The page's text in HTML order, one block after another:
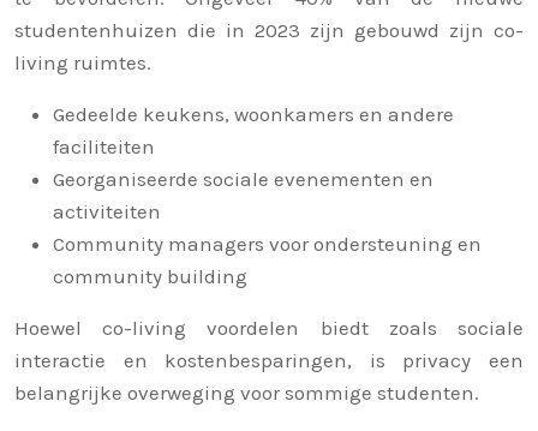
studentenhuizen die in 2023 zijn gebouwd zijn co-
living ruimtes.
Gedeelde keukens, woonkamers en andere
faciliteiten
Georganiseerde sociale evenementen en
activiteiten
Community managers voor ondersteuning en
community building
Hoewel co-living voordelen biedt zoals sociale
interactie en kostenbesparingen, is privacy een
belangrijke overweging voor sommige studenten.